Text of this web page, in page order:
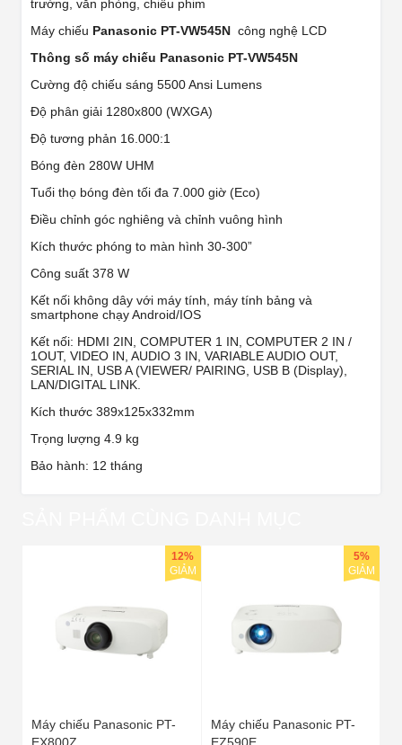
trường, văn phòng, chiếu phim
Máy chiếu Panasonic PT-VW545N công nghệ LCD
Thông số máy chiếu Panasonic PT-VW545N
Cường độ chiếu sáng 5500 Ansi Lumens
Độ phân giải 1280x800 (WXGA)
Độ tương phản 16.000:1
Bóng đèn 280W UHM
Tuổi thọ bóng đèn tối đa 7.000 giờ (Eco)
Điều chỉnh góc nghiêng và chỉnh vuông hình
Kích thước phóng to màn hình 30-300”
Công suất 378 W
Kết nối không dây với máy tính, máy tính bảng và
smartphone chạy Android/IOS
Kết nối: HDMI 2IN, COMPUTER 1 IN, COMPUTER 2 IN /
1OUT, VIDEO IN, AUDIO 3 IN, VARIABLE AUDIO OUT,
SERIAL IN, USB A (VIEWER/ PAIRING, USB B (Display),
LAN/DIGITAL LINK.
Kích thước 389x125x332mm
Trọng lượng 4.9 kg
Bảo hành: 12 tháng
Máy chiếu Panasonic PT-
EX800Z
12%
GIẢM
Máy chiếu Panasonic PT-
EZ590E
5%
GIẢM